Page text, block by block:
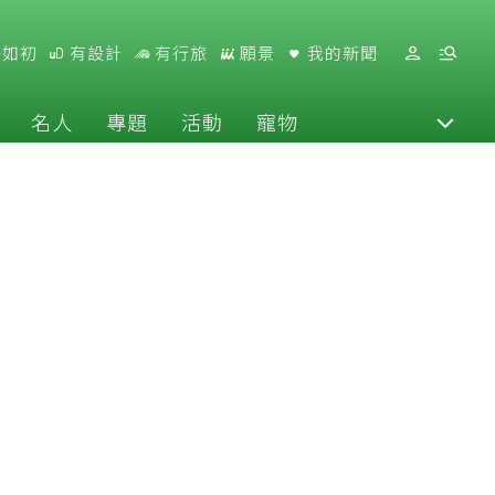
初 有設計 有行旅 願景 我的新聞
名人 專題 活動 寵物